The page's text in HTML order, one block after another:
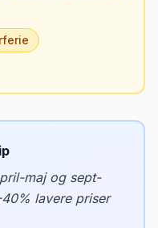
maj og sept-
lavere priser